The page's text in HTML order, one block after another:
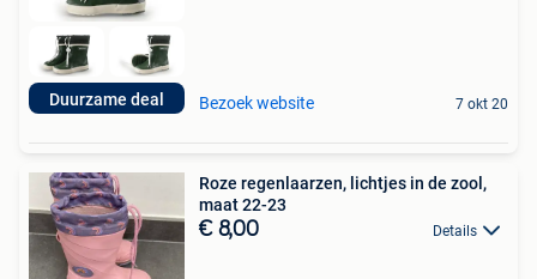
Duurzame deal Bezoek website 7 okt 20
Roze regenlaarzen, lichtjes in de zool,
maat 22-23
€ 8,00 Details